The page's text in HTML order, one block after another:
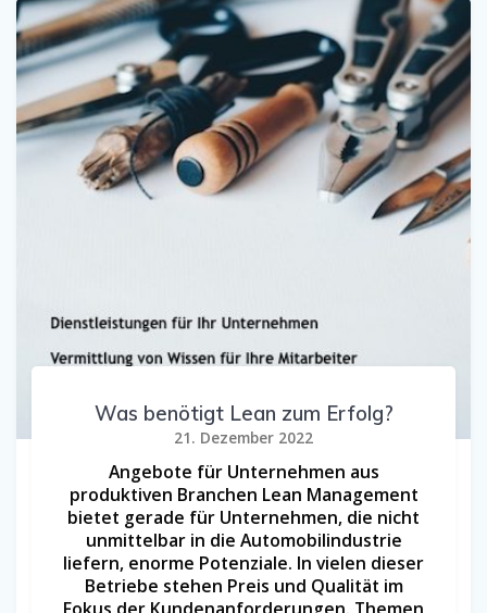
Was benötigt Lean zum Erfolg?
21. Dezember 2022
Angebote für Unternehmen aus
produktiven Branchen Lean Management
bietet gerade für Unternehmen, die nicht
unmittelbar in die Automobilindustrie
liefern, enorme Potenziale. In vielen dieser
Betriebe stehen Preis und Qualität im
Fokus der Kundenanforderungen. Themen